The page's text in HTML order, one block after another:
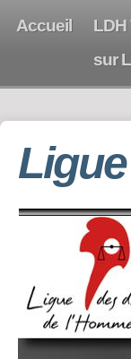
Accueil
LDH
sur